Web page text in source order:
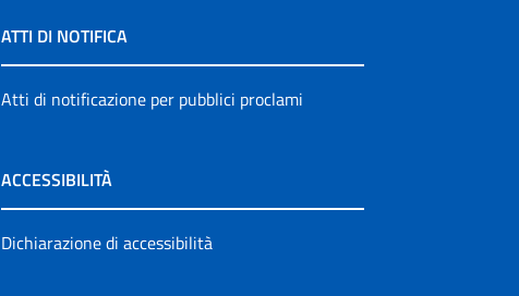
ATTI DI NOTIFICA
Atti di notificazione per pubblici proclami
ACCESSIBILITÀ
Dichiarazione di accessibilità